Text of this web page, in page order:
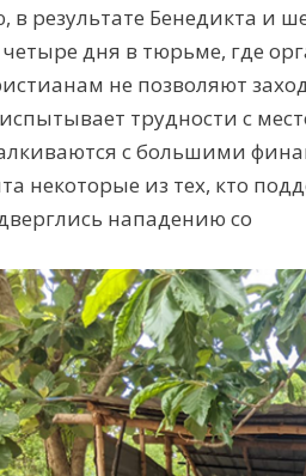
в результате Бенедикта и
дня в тюрьме, где
не позволяют
трудности с
с большими
некоторые из тех, кто
нападению со